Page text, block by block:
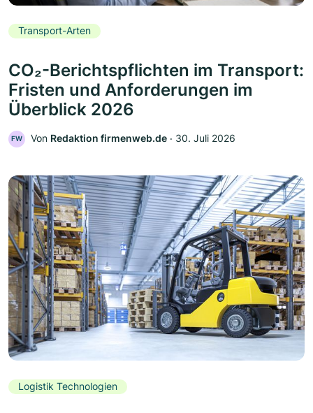
Transport-Arten
CO₂-Berichtspflichten im Transport:
Fristen und Anforderungen im
Überblick 2026
FW Von Redaktion firmenweb.de ‧ 30. Juli 2026
Logistik Technologien